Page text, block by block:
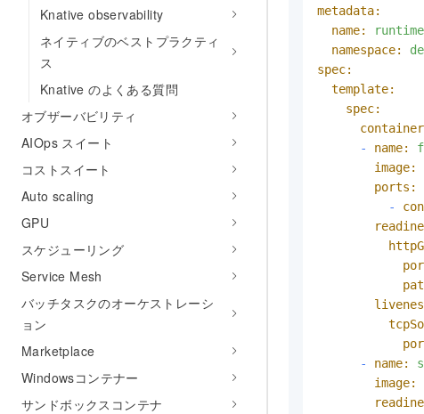
Knative observability
ネイティブのベストプラクティ
ス
Knative のよくある質問
オブザーバビリティ
AIOps スイート
コストスイート
Auto scaling
GPU
スケジューリング
Service Mesh
バッチタスクのオーケストレーシ
ョン
Marketplace
Windowsコンテナー
サンドボックスコンテナ
metadata:
name:
runtime
namespace:
spec:
template:
spec:
-
name:
image:
ports:
-
-
name:
image: